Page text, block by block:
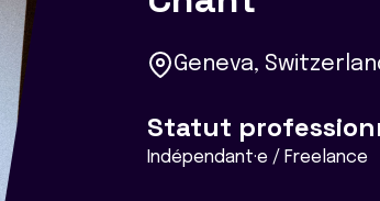
Geneva,
Statut
Indépendant·e / Freelance